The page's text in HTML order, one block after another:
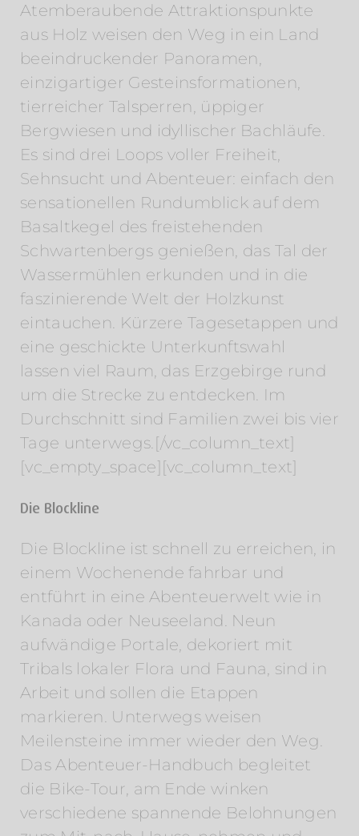
Atemberaubende Attraktionspunkte
aus Holz weisen den Weg in ein Land
beeindruckender Panoramen,
einzigartiger Gesteinsformationen,
tierreicher Talsperren, üppiger
Bergwiesen und idyllischer Bachläufe.
Es sind drei Loops voller Freiheit,
Sehnsucht und Abenteuer: einfach den
sensationellen Rundumblick auf dem
Basaltkegel des freistehenden
Schwartenbergs genießen, das Tal der
Wassermühlen erkunden und in die
faszinierende Welt der Holzkunst
eintauchen. Kürzere Tagesetappen und
eine geschickte Unterkunftswahl
lassen viel Raum, das Erzgebirge rund
um die Strecke zu entdecken. Im
Durchschnitt sind Familien zwei bis vier
Tage unterwegs.[/vc_column_text]
[vc_empty_space][vc_column_text]
Die Blockline
Die Blockline ist schnell zu erreichen, in
einem Wochenende fahrbar und
entführt in eine Abenteuerwelt wie in
Kanada oder Neuseeland. Neun
aufwändige Portale, dekoriert mit
Tribals lokaler Flora und Fauna, sind in
Arbeit und sollen die Etappen
markieren. Unterwegs weisen
Meilensteine immer wieder den Weg.
Das Abenteuer-Handbuch begleitet
die Bike-Tour, am Ende winken
verschiedene spannende Belohnungen